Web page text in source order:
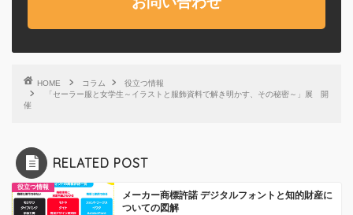
HOME コラム
役立つ情報
「セーラー服と女学生～イラストと服飾資料で解き明かす、その秘密～」展 開
催
RELATED POST
役立つ情報
メーカー商標許諾 デジタルフォントと知的財産に
ついての図解